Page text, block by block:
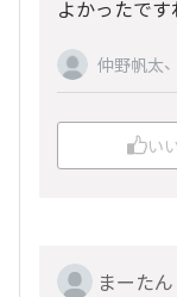
よかったです
仲野帆太、
い
まーたん